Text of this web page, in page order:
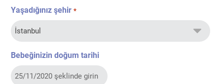
Yaşadığınız şehir *
Bebeğinizin doğum tarihi